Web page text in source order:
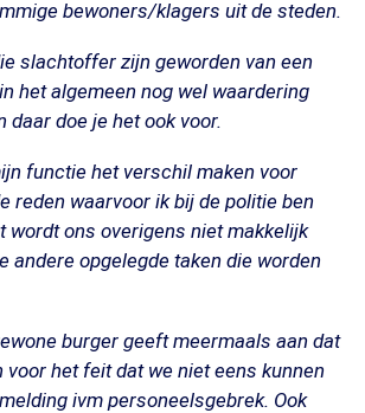
bewoners/klagers uit de steden.
slachtoffer zijn geworden van een
het algemeen nog wel waardering
daar doe je het ook voor.
functie het verschil maken voor
reden waarvoor ik bij de politie ben
wordt ons overigens niet makkelijk
andere opgelegde taken die worden
burger geeft meermaals aan dat
voor het feit dat we niet eens kunnen
ivm personeelsgebrek. Ook